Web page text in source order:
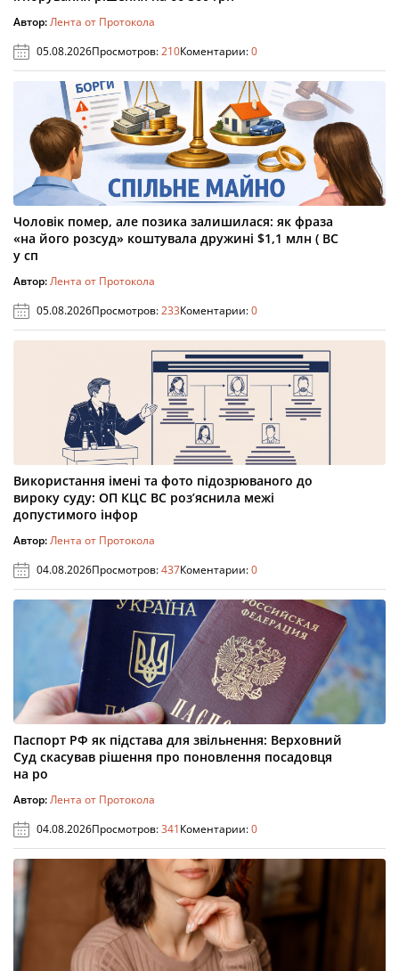
Автор:Лента от Протокола
05.08.2026Просмотров:210Коментарии:0
Чоловік помер, але позика залишилася: як фраза
«на його розсуд» коштувала дружині $1,1 млн ( ВС
у сп
Автор:Лента от Протокола
05.08.2026Просмотров:233Коментарии:0
Використання імені та фото підозрюваного до
вироку суду: ОП КЦС ВС роз’яснила межі
допустимого інфор
Автор:Лента от Протокола
04.08.2026Просмотров:437Коментарии:0
Паспорт РФ як підстава для звільнення: Верховний
Суд скасував рішення про поновлення посадовця
на ро
Автор:Лента от Протокола
04.08.2026Просмотров:341Коментарии:0